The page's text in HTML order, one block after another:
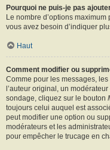
Pourquoi ne puis-je pas
Le nombre d’options
vous avez besoin d’indiquer
Haut
Comment modifier ou
Comme pour les messages,
l’auteur original, un
sondage, cliquez sur le bouton
toujours celui auquel est
peut modifier une option ou
modérateurs et les
pour empêcher le trucage en